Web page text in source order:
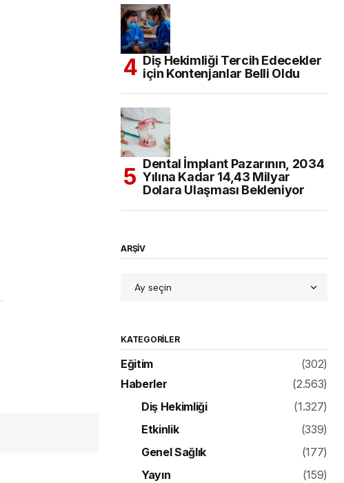
Diş Hekimliği Tercih Edecekler
için Kontenjanlar Belli Oldu
Dental İmplant Pazarının, 2034
Yılına Kadar 14,43 Milyar
Dolara Ulaşması Bekleniyor
ARŞİV
KATEGORILER
Eğitim
(302)
Haberler
(2.563)
Diş Hekimliği
(1.327)
Etkinlik
(339)
Genel Sağlık
(177)
Yayın
(159)